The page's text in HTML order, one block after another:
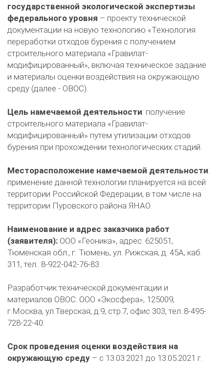
государственной экологической экспертизы
федерального уровня – проекту технической
документации на новую технологию «Технология
переработки отходов бурения с получением
строительного материала «Гравилат-
модифицированный», включая техническое задание
и материалы оценки воздействия на окружающую
среду (далее - ОВОС).
Цель намечаемой деятельности: получение
строительного материала «Гравилат-
модифицированный» путем утилизации отходов
бурения при прохождении технологических стадий.
Месторасположение намечаемой деятельности:
применение данной технологии планируется на всей
территории Российской Федерации, в том числе на
территории Пуровского района ЯНАО.
Наименование и адрес заказчика работ
(заявителя): ООО «Геоника», адрес: 625051,
Тюменская обл., г. Тюмень, ул. Рижская, д. 45А, каб.
311, тел.: 8-922-042-76-83.
Разработчик технической документации и
материалов ОВОС: ООО «Экосфера», 125009,
г.Москва, ул.Тверская, д.9, стр.7, офис 303, тел.:8-495-
728-22-40.
Срок проведения оценки воздействия на
окружающую среду – с 13.03.2021 до 13.05.2021 г.